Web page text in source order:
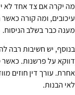
מה יקרה אם צד אחד לא
עיכובים, ומה קורה
מענה כבר בשלב הניסוח.
בנוסף, יש חשיבות רבה
דווקא על פרשנות. כאשר
אחרת. עורך דין חוזים
לאי הבנות.